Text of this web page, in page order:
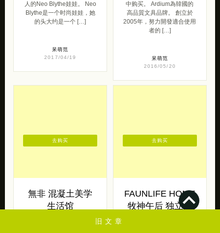
旧文章
人的Neo Blythe娃娃。 Neo
Blythe是一个时尚娃娃，她
的头大约是一个 […]
呆萌范
2017/04/19
中购买。 Ardium為韓國的
高品質文具品牌。 創立於
2005年，努力開發適合使用
者的 […]
呆萌范
2016/05/20
無非 混凝土美学
生活馆
去购买
FAUNLIFE HOME
牧神午后 独立品
去购买